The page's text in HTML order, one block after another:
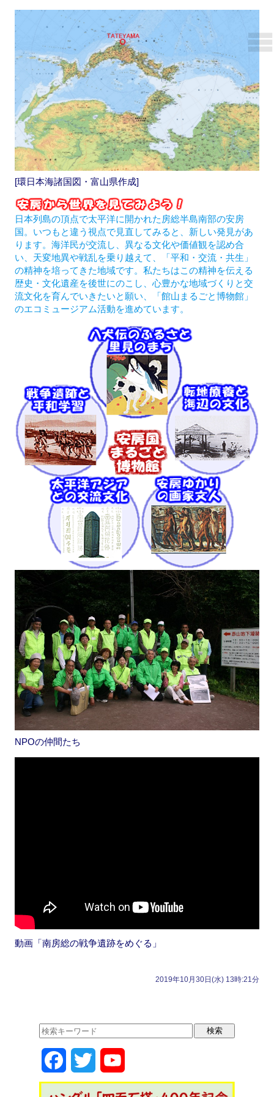
[環日本海諸国図・富山県作成]
日本列島の頂点で太平洋に開かれた房総半島南部の安房
国。いつもと違う視点で見直してみると、新しい発見があ
ります。海洋民が交流し、異なる文化や価値観を認め合
い、天変地異や戦乱を乗り越えて、「平和・交流・共生」
の精神を培ってきた地域です。私たちはこの精神を伝える
歴史・文化遺産を後世にのこし、心豊かな地域づくりと交
流文化を育んでいきたいと願い、「館山まるごと博物館」
のエコミュージアム活動を進めています。
NPOの仲間たち
動画「南房総の戦争遺跡をめぐる」
2019年10月30日(水) 13時:21分
a w o